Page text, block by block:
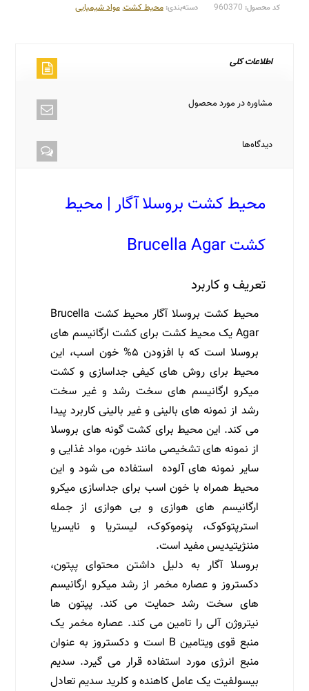
کد محصول: دسته‌بندی: محیط کشت,مواد شیمیایی
اطلاعات کلی
مشاوره در مورد محصول
دیدگاه‌ها
محیط کشت بروسلا آگار | محیط
کشت Brucella Agar
تعریف و کاربرد
محیط کشت بروسلا آگار محیط کشت Brucella
Agar یک محیط کشت برای کشت ارگانیسم های
بروسلا است که با افزودن ۵% خون اسب، این
محیط برای روش های کیفی جداسازی و کشت
میکرو ارگانیسم های سخت رشد و غیر سخت
رشد از نمونه های بالینی و غیر بالینی کاربرد پیدا
می کند. این محیط برای کشت گونه های بروسلا
از نمونه های تشخیصی مانند خون، مواد غذایی و
سایر نمونه های آلوده استفاده می شود و این
محیط همراه با خون اسب برای جداسازی میکرو
ارگانیسم های هوازی و بی هوازی از جمله
استرپتوکوک، پنوموکوک، لیستریا و نایسریا
مننژیتیدیس مفید است.
بروسلا آگار به دلیل داشتن محتوای پپتون،
دکستروز و عصاره مخمر از رشد میکرو ارگانیسم
های سخت رشد حمایت می کند. پپتون ها
نیتروژن آلی را تامین می کند. عصاره مخمر یک
منبع قوی ویتامین B است و دکستروز به عنوان
منبع انرژی مورد استفاده قرار می گیرد. سدیم
بیسولفیت یک عامل کاهنده و کلرید سدیم تعادل